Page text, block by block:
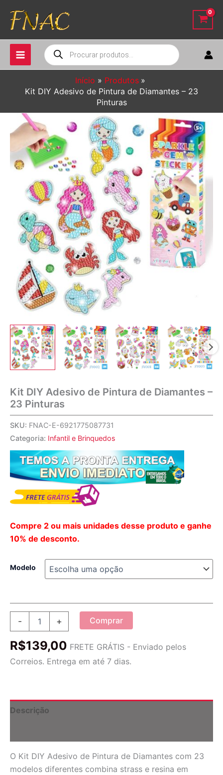
para
conteúdo
Pesquisar
produtos
Início
Produtos
Kit DIY Adesivo de Pintura de Diamantes – 23
Pinturas
Kit DIY Adesivo de Pintura de Diamantes –
23 Pinturas
SKU: FNAC-E-6921775087731
Categoria: Infantil e Brinquedos
Compre 2 ou mais unidades desse produto e ganhe
10% de desconto.
Modelo
-
de
de
Pinturas
quantidade
+ Comprar
R$139,00 FRETE GRÁTIS - Enviado pelos
Correios. Entrega em até 7 dias.
Descrição
O Kit DIY Adesivo de Pintura de Diamantes com 23
modelos diferentes combina strass e resina em